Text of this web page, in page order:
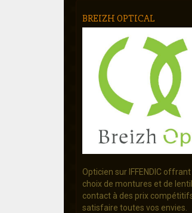
BREIZH OPTICAL
Opticien sur IFFENDIC
choix de montures et de
contact à des prix
satisfaire toutes vos envies.